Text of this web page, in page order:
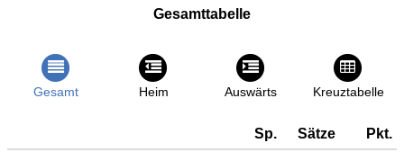
Gesamttabelle
Gesamt Heim Auswärts Kreuztabelle
Sp. Sätze Pkt.